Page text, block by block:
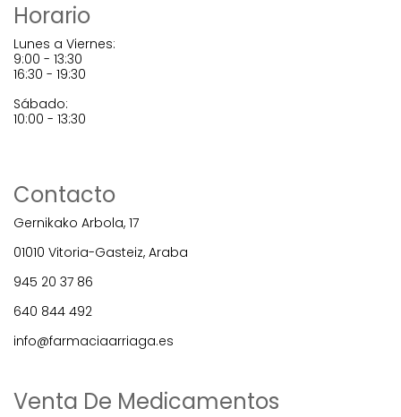
Horario
Lunes a Viernes:
9:00 - 13:30
16:30 - 19:30
Sábado:
10:00 - 13:30
Contacto
Gernikako Arbola, 17
01010 Vitoria-Gasteiz, Araba
945 20 37 86
640 844 492
info@farmaciaarriaga.es
Venta De Medicamentos